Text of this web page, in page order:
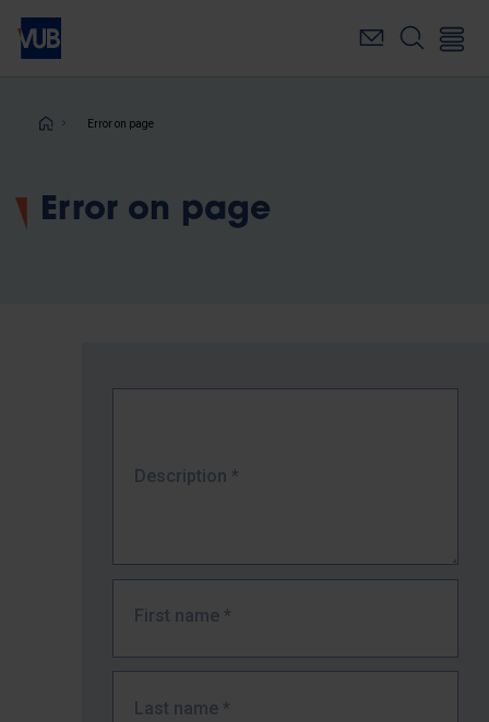
Skip
main
Breadcrumb
Error on page
Error on page
Description *
First name *
Last name *